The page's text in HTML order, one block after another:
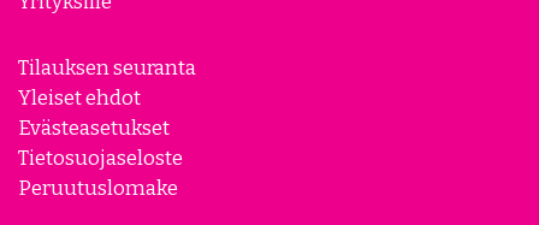
Yhteystiedot
Yhteistyökumppanit
Yrityksille
Tilauksen seuranta